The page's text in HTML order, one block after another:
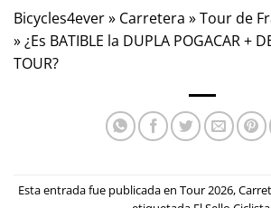
Bicycles4ever» Carretera »Tour de
»¿Es BATIBLE la DUPLA POGACAR +
TOUR?
Esta entrada fue publicada en Tour 2026,